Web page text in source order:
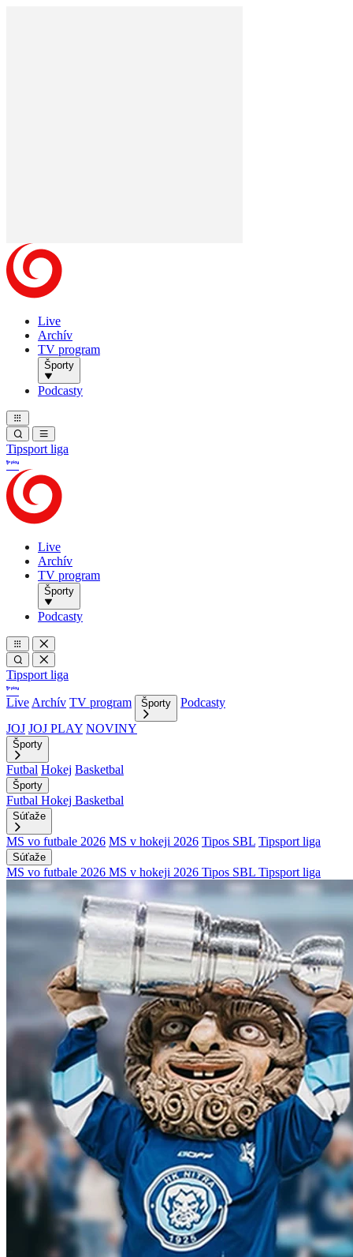
Live
Archív
TV program
Športy
Podcasty
Tipsport liga
Live
Archív
TV program
Športy
Podcasty
Tipsport liga
Live Archív TV program Športy
Podcasty
JOJ JOJ PLAY NOVINY
Športy
Futbal Hokej Basketbal
Športy
Futbal Hokej Basketbal
Súťaže
MS vo futbale 2026 MS v hokeji 2026 Tipos SBL Tipsport liga
Súťaže
MS vo futbale 2026 MS v hokeji 2026 Tipos SBL Tipsport liga